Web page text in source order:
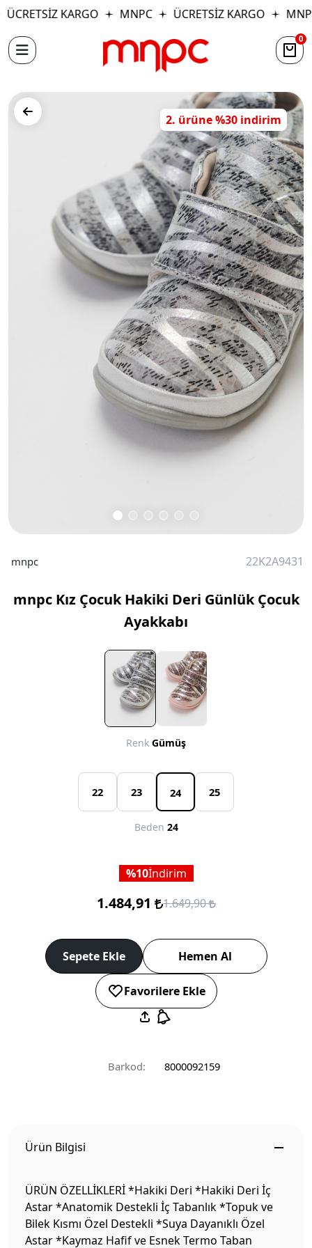
ÜCRETSİZ KARGO MNPC ÜCRETSİZ KARGO
0
2. ürüne %30 indirim
mnpc 22K2A9431
mnpc Kız Çocuk Hakiki Deri Günlük Çocuk
Ayakkabı
Renk Gümüş
22 23 24 25
Beden 24
10İndirim
1.484,91 1.649,90
Sepete Ekle Hemen Al
Favorilere Ekle
Barkod: 8000092159
Ürün Bilgisi
ÜRÜN ÖZELLİKLERİ *Hakiki Deri *Hakiki Deri İç
Astar *Anatomik Destekli İç Tabanlık *Topuk ve
Bilek Kısmı Özel Destekli *Suya Dayanıklı Özel
Astar *Kaymaz Hafif ve Esnek Termo Taban